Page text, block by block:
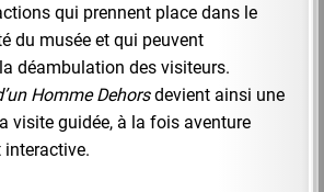
qui prennent place dans le
du musée et qui peuvent
déambulation des visiteurs.
Homme Dehorsdevient ainsi une
visite guidée, à la fois aventure
interactive.